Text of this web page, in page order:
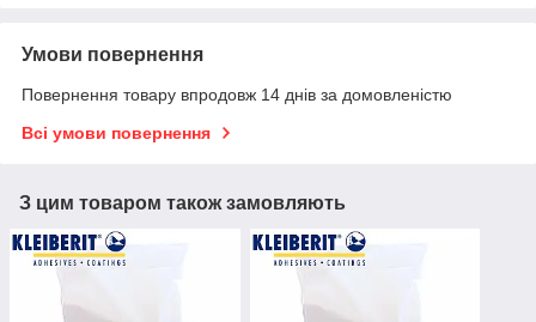
Умови повернення
Повернення товару впродовж 14 днів за домовленістю
Всі умови повернення
З цим товаром також замовляють